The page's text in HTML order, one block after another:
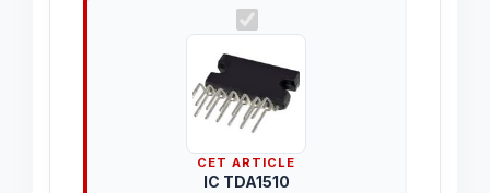
CET ARTICLE
IC TDA1510